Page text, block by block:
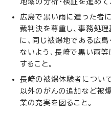
広島で黒い雨に遭った者
裁判決を尊重し、事務処
に、同じ被爆地である広
ないよう、長崎で黒い雨
すること。
長崎の被爆体験者につい
以外のがんの追加など被
業の充実を図ること。